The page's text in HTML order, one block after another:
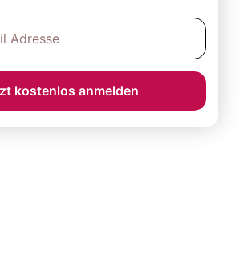
kostenlos anmelden